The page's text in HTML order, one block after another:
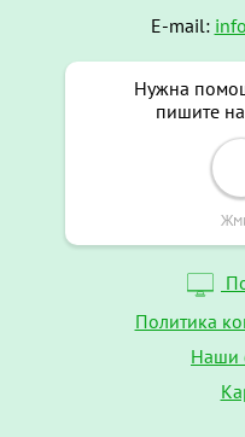
E-mail:
Нужна
пишите
Политика
Наши